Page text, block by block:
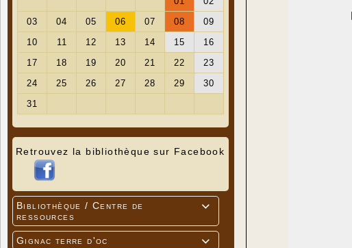
Retrouvez la bibliothèque sur Facebook

Bibliothèque / Centre de
ressources

Gignac terre d'oc